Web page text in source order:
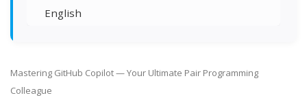
English
Mastering GitHub Copilot — Your Ultimate Pair Programming
Colleague